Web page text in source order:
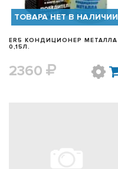
ТОВАРА НЕТ В НАЛИЧИИ
ER5 КОНДИЦИОНЕР МЕТАЛЛА
0,15Л.
2360